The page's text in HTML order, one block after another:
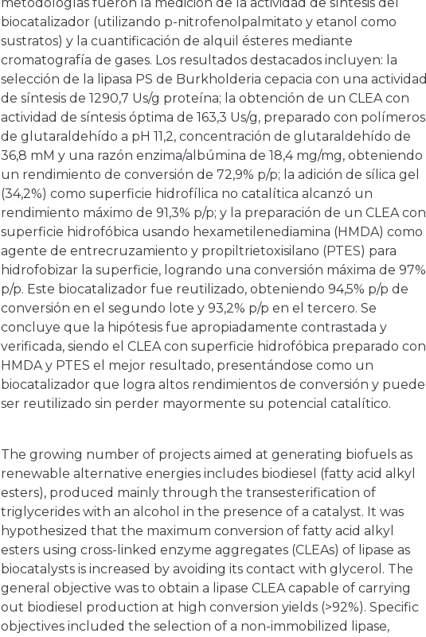
biocatalizador (utilizando p-nitrofenolpalmitato y etanol como
sustratos) y la cuantificación de alquil ésteres mediante
cromatografía de gases. Los resultados destacados incluyen: la
selección de la lipasa PS de Burkholderia cepacia con una actividad
de síntesis de 1290,7 Us/g proteína; la obtención de un CLEA con
actividad de síntesis óptima de 163,3 Us/g, preparado con polímeros
de glutaraldehído a pH 11,2, concentración de glutaraldehído de
36,8 mM y una razón enzima/albúmina de 18,4 mg/mg, obteniendo
un rendimiento de conversión de 72,9% p/p; la adición de sílica gel
(34,2%) como superficie hidrofílica no catalítica alcanzó un
rendimiento máximo de 91,3% p/p; y la preparación de un CLEA con
superficie hidrofóbica usando hexametilenediamina (HMDA) como
agente de entrecruzamiento y propiltrietoxisilano (PTES) para
hidrofobizar la superficie, logrando una conversión máxima de 97%
p/p. Este biocatalizador fue reutilizado, obteniendo 94,5% p/p de
conversión en el segundo lote y 93,2% p/p en el tercero. Se
concluye que la hipótesis fue apropiadamente contrastada y
verificada, siendo el CLEA con superficie hidrofóbica preparado con
HMDA y PTES el mejor resultado, presentándose como un
biocatalizador que logra altos rendimientos de conversión y puede
ser reutilizado sin perder mayormente su potencial catalítico.
The growing number of projects aimed at generating biofuels as
renewable alternative energies includes biodiesel (fatty acid alkyl
esters), produced mainly through the transesterification of
triglycerides with an alcohol in the presence of a catalyst. It was
hypothesized that the maximum conversion of fatty acid alkyl
esters using cross-linked enzyme aggregates (CLEAs) of lipase as
biocatalysts is increased by avoiding its contact with glycerol. The
general objective was to obtain a lipase CLEA capable of carrying
out biodiesel production at high conversion yields (>92%). Specific
objectives included the selection of a non-immobilized lipase,